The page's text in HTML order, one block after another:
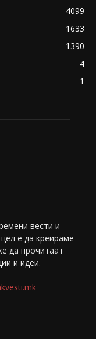
4099
1633
1390
4
1
вести и
е да креираме
да прочитаат
и идеи.